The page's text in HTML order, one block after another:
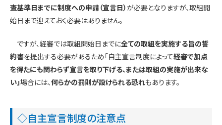
査基準日までに制度への申請（宣言日）が必要となりますが、取組開
始日まで迎えておく必要はありません。
ですが、経審では取組開始日までに全ての取組を実施する旨の誓
約書を提出する必要があるため「自主宣言制度によって経審で加点
を得たにも関わらず宣言を取り下げる、または取組の実施が出来な
い」場合には、何らかの罰則が設けられる恐れもあります。
◇自主宣言制度の注意点